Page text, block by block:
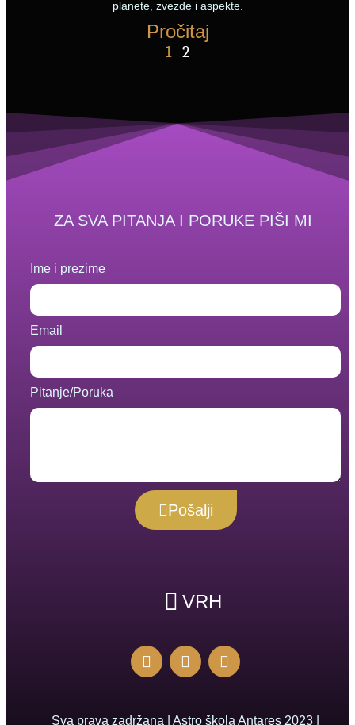
planete, zvezde i aspekte.
Pročitaj
1 2
ZA SVA PITANJA I PORUKE PIŠI MI
Ime i prezime
Email
Pitanje/Poruka
Pošalji
VRH
Sva prava zadržana | Astro škola Antares 2023 |